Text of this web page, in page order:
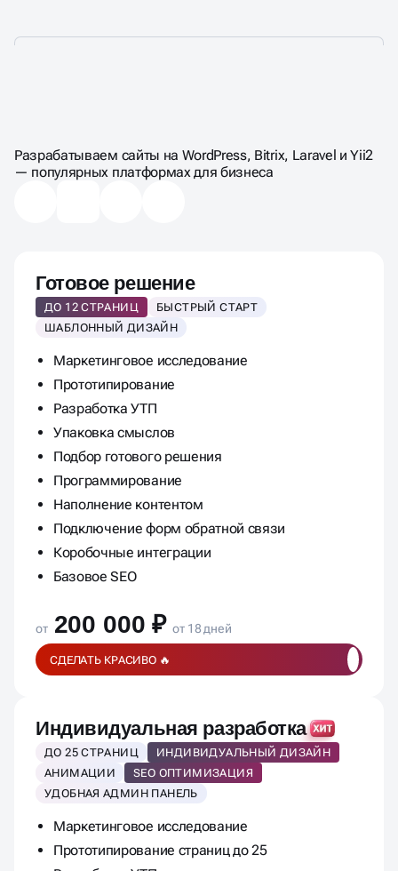
САЙТА НА WORDPRESS
Разрабатываем сайты на WordPress, Bitrix, Laravel и Yii2
— популярных платформах для бизнеса
Готовое решение
ДО 12 СТРАНИЦ
БЫСТРЫЙ СТАРТ
ШАБЛОННЫЙ ДИЗАЙН
Маркетинговое исследование
Прототипирование
Разработка УТП
Упаковка смыслов
Подбор готового решения
Программирование
Наполнение контентом
Подключение форм обратной связи
Коробочные интеграции
Базовое SEO
от 200 000 ₽ от 18 дней
СДЕЛАТЬ КРАСИВО 🔥
Индивидуальная разработка
ДО 25 СТРАНИЦ
ИНДИВИДУАЛЬНЫЙ ДИЗАЙН
АНИМАЦИИ
SEO ОПТИМИЗАЦИЯ
УДОБНАЯ АДМИН ПАНЕЛЬ
Маркетинговое исследование
Прототипирование страниц до 25